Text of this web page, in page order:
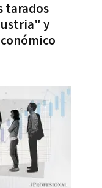
tarados
y